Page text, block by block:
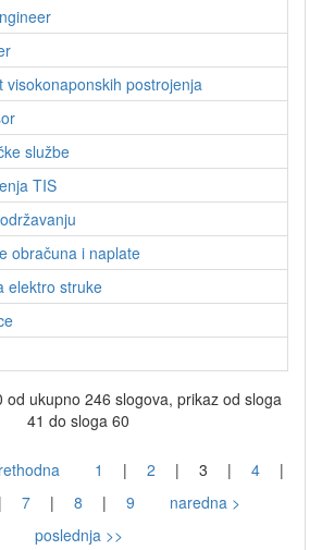
visokonaponskih postrojenja
službe
TIS
obračuna i naplate
elektro struke
od ukupno 246 slogova, prikaz od sloga
41 do sloga 60
1 | 2 | 3 | 4
|
| 7 | 8 | 9
naredna >
poslednja >>